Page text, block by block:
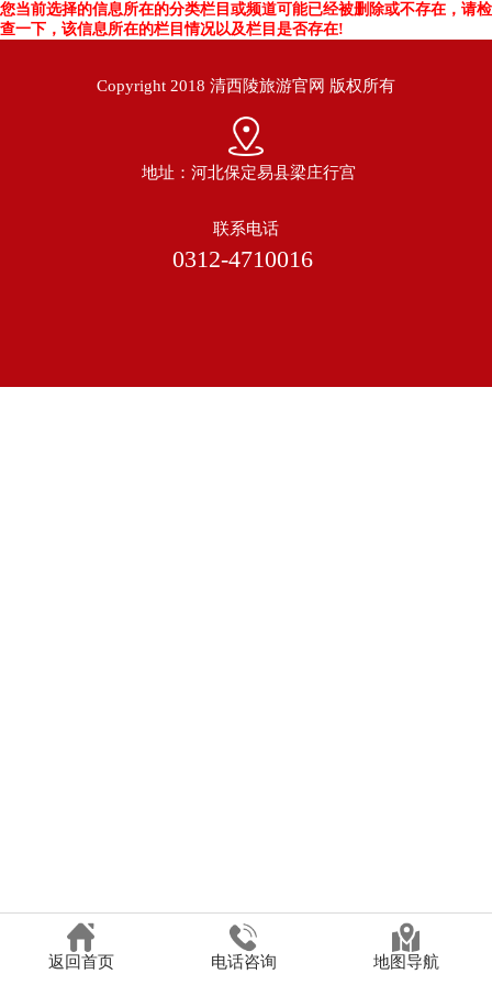
您当前选择的信息所在的分类栏目或频道可能已经被删除或不存在，请检
查一下，该信息所在的栏目情况以及栏目是否存在!
Copyright 2018 清西陵旅游官网 版权所有
地址：河北保定易县梁庄行宫
联系电话
0312-4710016
返回首页 电话咨询 地图导航